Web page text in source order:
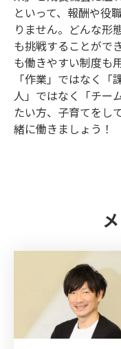
といって、報酬や役
りません。どんな形
も挑戦することがで
も働きやすい制度も
「作業」ではなく
人」ではなく「チー
たい方、子育てをし
緒に働きましょう！